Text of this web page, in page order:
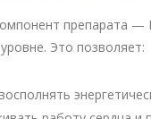
препарата
Это позволяет: